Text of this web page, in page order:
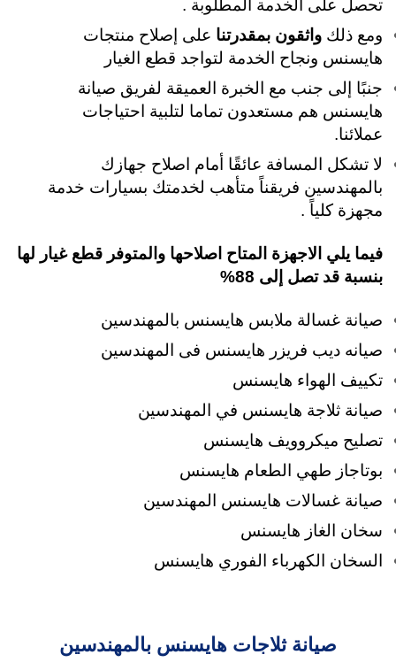
تحصل على الخدمة المطلوبة .
ومع ذلك واثقون بمقدرتنا على إصلاح منتجات
هايسنس ونجاح الخدمة لتواجد قطع الغيار
جنبًا إلى جنب مع الخبرة العميقة لفريق صيانة
هايسنس هم مستعدون تماما لتلبية احتياجات
عملائنا.
لا تشكل المسافة عائقًا أمام اصلاح جهازك
بالمهندسين فريقناً متأهب لخدمتك بسيارات خدمة
مجهزة كلياً .
فيما يلي الاجهزة المتاح اصلاحها والمتوفر قطع غيار لها
بنسبة قد تصل إلى 88%
صيانة غسالة ملابس هايسنس بالمهندسين
صيانه ديب فريزر هايسنس فى المهندسين
تكييف الهواء هايسنس
صيانة ثلاجة هايسنس في المهندسين
تصليح ميكروويف هايسنس
بوتاجاز طهي الطعام هايسنس
صيانة غسالات هايسنس المهندسين
سخان الغاز هايسنس
السخان الكهرباء الفوري هايسنس
صيانة ثلاجات هايسنس بالمهندسين